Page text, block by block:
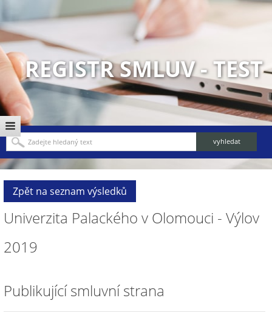
REGISTR SMLUV - TEST
Zpět na seznam výsledků
Univerzita Palackého v Olomouci - Výlov
2019
Publikující smluvní strana